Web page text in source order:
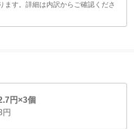
ます。詳細は内訳からご確認くださ
円×3個
円